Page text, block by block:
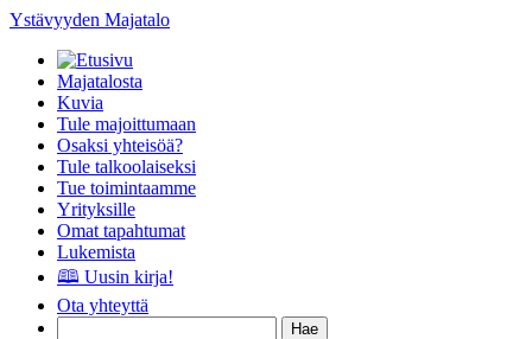
Ystävyyden Majatalo
Majatalosta
Kuvia
Tule majoittumaan
Osaksi yhteisöä?
Tule talkoolaiseksi
Tue toimintaamme
Yrityksille
Omat tapahtumat
Lukemista
🕮 Uusin kirja!
Ota yhteyttä